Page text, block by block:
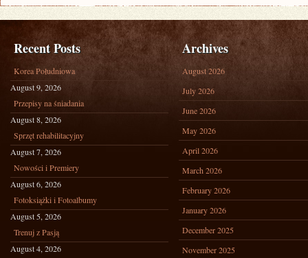
Recent Posts
Korea Południowa
August 9, 2026
Przepisy na śniadania
August 8, 2026
Sprzęt rehabilitacyjny
August 7, 2026
Nowości i Premiery
August 6, 2026
Fotoksiążki i Fotoalbumy
August 5, 2026
Trenuj z Pasją
August 4, 2026
Archives
August 2026
July 2026
June 2026
May 2026
April 2026
March 2026
February 2026
January 2026
December 2025
November 2025